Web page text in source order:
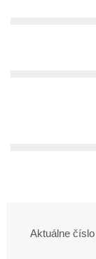
Aktuálne číslo